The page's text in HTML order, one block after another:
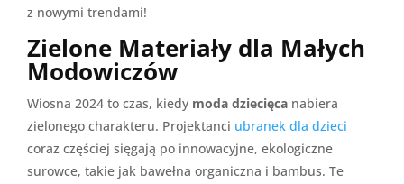
z nowymi trendami!
Zielone Materiały dla Małych
Modowiczów
Wiosna 2024 to czas, kiedy moda dziecięca nabiera
zielonego charakteru. Projektanci ubranek dla dzieci
coraz częściej sięgają po innowacyjne, ekologiczne
surowce, takie jak bawełna organiczna i bambus. Te